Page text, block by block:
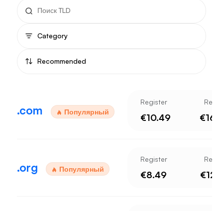
Category
Recommended
.com Популярный
Register
€10.49
.org Популярный
Register
€8.49